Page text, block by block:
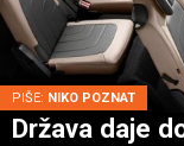
PIŠE: NIKO POZNAT
Država daje